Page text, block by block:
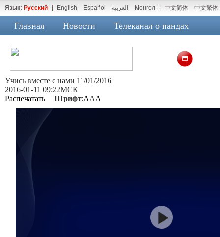
Язык: Русский English Español العربية Монгол 中文简体 中文繁体
Главная Новости Телеканал о пандах
Учись вместе с нами 11/01/2016
2016-01-11 09:22МСК
Распечатать| Шрифт:AAA